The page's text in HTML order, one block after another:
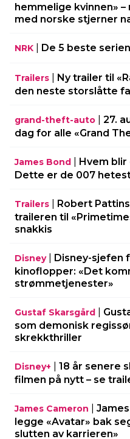
hemmelige kvinnen»
med norske stjerner
NRK De 5 beste
Trailers
Ny trailer til
den neste storslåtte
grand-theft-auto
27.
dag for alle «Grand
James Bond
Hvem blir
Dette er de 007
Trailers
Robert
traileren til
snakkis
Disney| Disney-sjefen
kinoflopper: «Det
strømmetjenester»
Gustaf Skarsgård
som demonisk
skrekkthriller
Disney+
18 år senere
filmen på nytt – se
James Cameron
legge «Avatar» bak
slutten av karrieren»